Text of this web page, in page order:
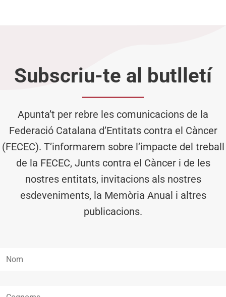
Subscriu-te al butlletí
Apunta’t per rebre les comunicacions de la
Federació Catalana d’Entitats contra el Càncer
(FECEC). T’informarem sobre l’impacte del treball
de la FECEC, Junts contra el Càncer i de les
nostres entitats, invitacions als nostres
esdeveniments, la Memòria Anual i altres
publicacions.